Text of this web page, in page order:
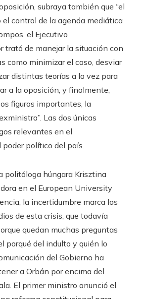
subraya también que “el
el control de la agenda mediática
el Ejecutivo
trató de manejar la situación con
como minimizar el caso, desviar
distintas teorías a la vez para
a la oposición, y finalmente,
figuras importantes, la
Las dos únicas
relevantes en el
político del país.
politóloga húngara Krisztina
en el European University
la incertidumbre marca los
de esta crisis, que todavía
quedan muchas preguntas
porqué del indulto y quién lo
del Gobierno ha
a Orbán por encima del
El primer ministro anunció el